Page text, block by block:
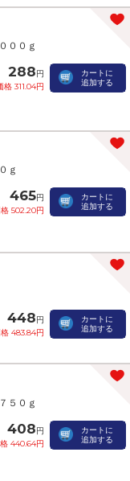
００ｇ
288円
格 311.04円
カートに
追加する
ｇ
465円
502.20円
カートに
追加する
448円
483.84円
カートに
追加する
５０ｇ
408円
440.64円
カートに
追加する